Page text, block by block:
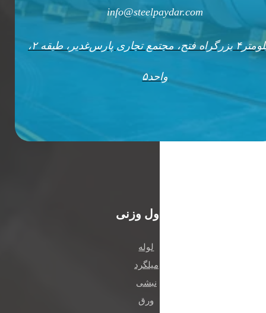
info@steelpaydar.com
کیلومتر۴ بزرگراه فتح، مجتمع تجاری پارس‌غدیر، طبقه ۲،
واحد۵
جداول وزنی
لوله
میلگرد
نبشی
ورق